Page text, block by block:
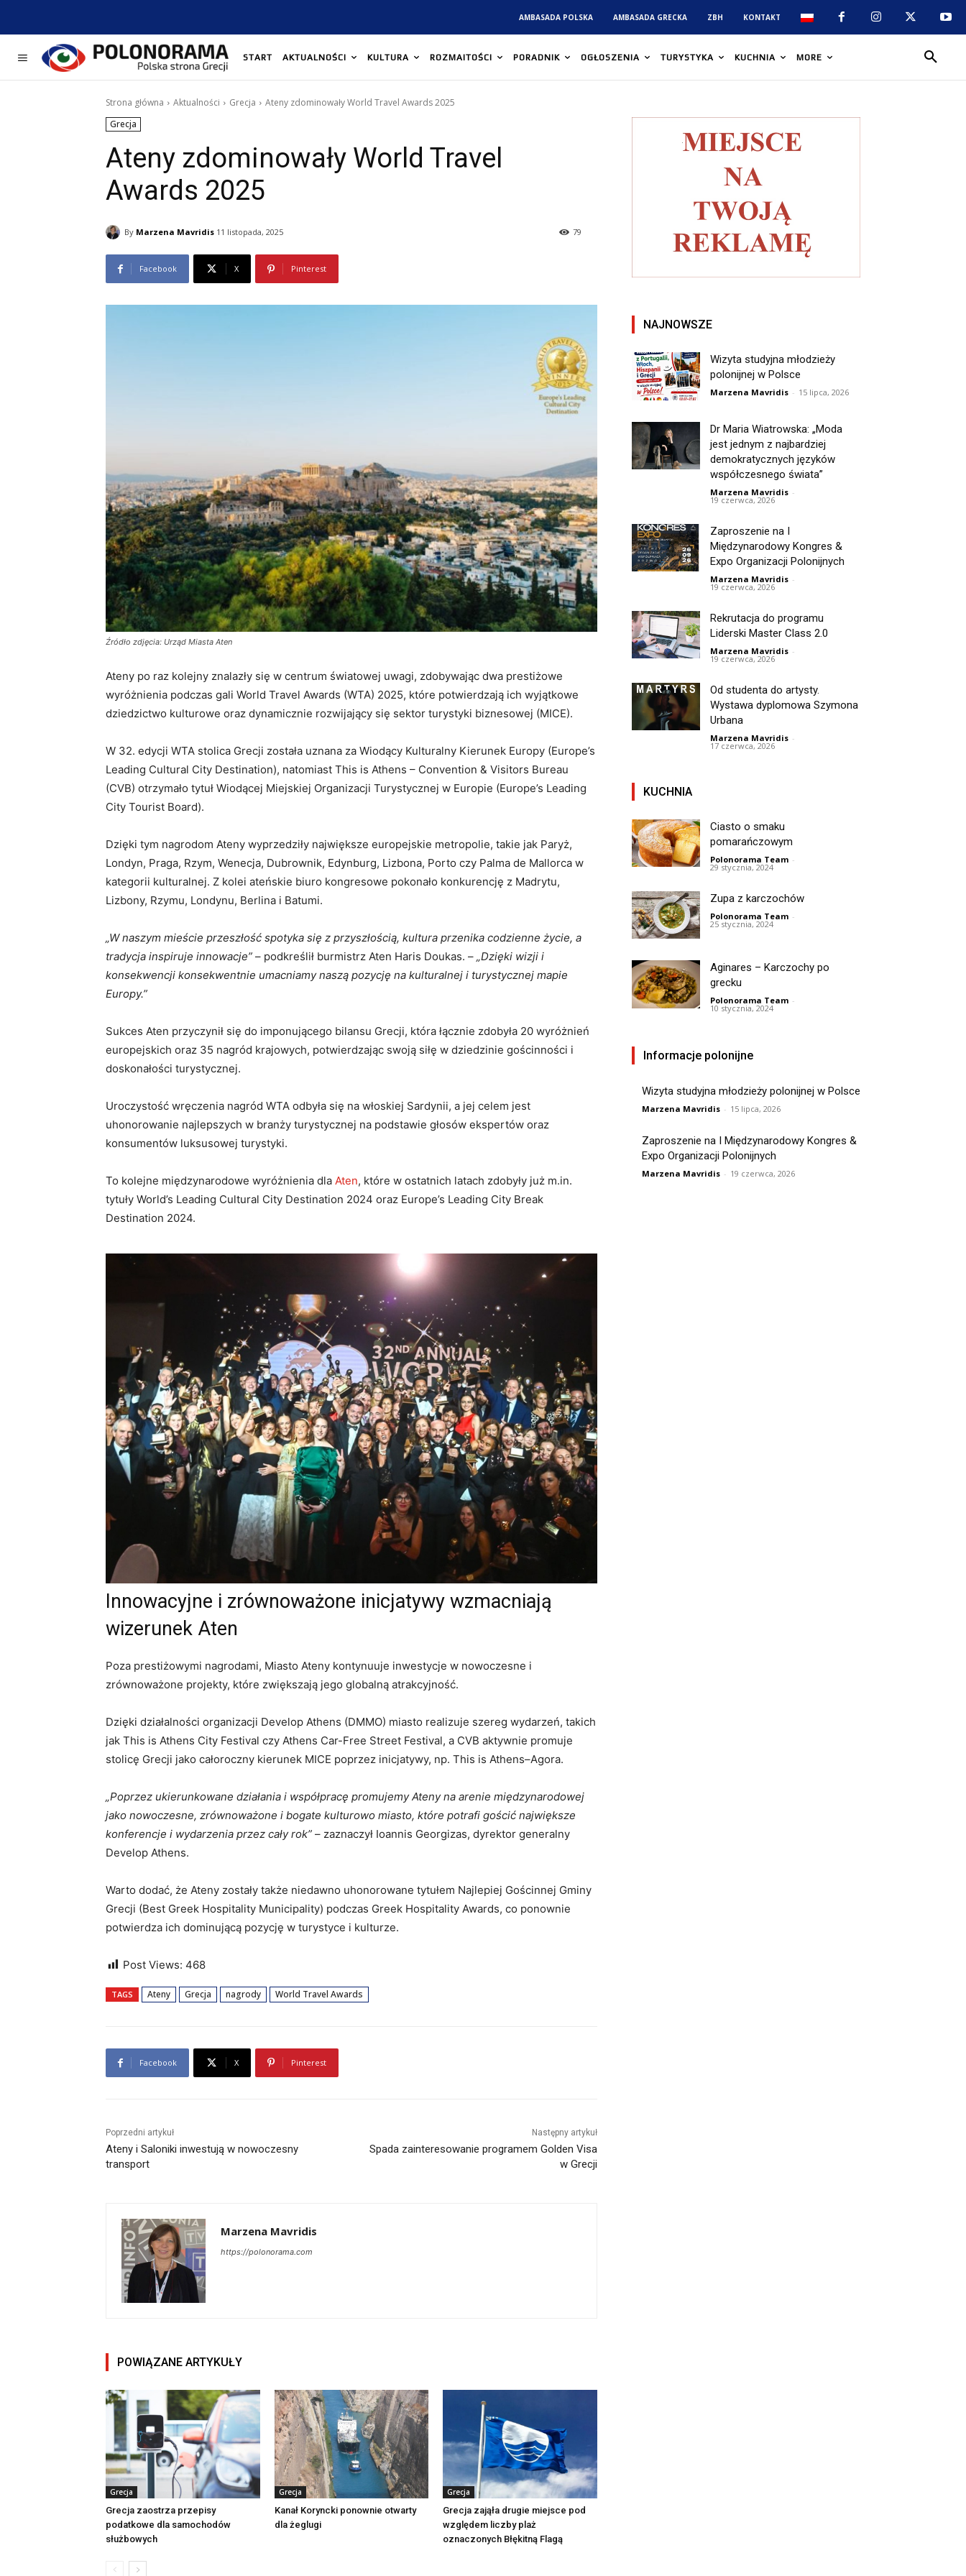
AMBASADA POLSKA AMBASADA GRECKA ZBH KONTAKT
START AKTUALNOŚCI KULTURA ROZMAITOŚCI PORADNIK OGŁOSZENIA TURYSTYKA KUCHNIA MORE
Strona główna Aktualności Grecja
Ateny zdominowały World Travel Awards 2025
Grecja
Ateny zdominowały World Travel
Awards 2025
By Marzena Mavridis 11 listopada, 2025 79
Facebook X Pinterest
Źródło zdjęcia: Urząd Miasta Aten
Ateny po raz kolejny znalazły się w centrum światowej uwagi, zdobywając dwa prestiżowe
wyróżnienia podczas gali World Travel Awards (WTA) 2025, które potwierdzają ich wyjątkowe
dziedzictwo kulturowe oraz dynamicznie rozwijający się sektor turystyki biznesowej (MICE).
W 32. edycji WTA stolica Grecji została uznana za Wiodący Kulturalny Kierunek Europy (Europe’s
Leading Cultural City Destination), natomiast This is Athens – Convention & Visitors Bureau
(CVB) otrzymało tytuł Wiodącej Miejskiej Organizacji Turystycznej w Europie (Europe’s Leading
City Tourist Board).
Dzięki tym nagrodom Ateny wyprzedziły największe europejskie metropolie, takie jak Paryż,
Londyn, Praga, Rzym, Wenecja, Dubrownik, Edynburg, Lizbona, Porto czy Palma de Mallorca w
kategorii kulturalnej. Z kolei ateńskie biuro kongresowe pokonało konkurencję z Madrytu,
Lizbony, Rzymu, Londynu, Berlina i Batumi.
„W naszym mieście przeszłość spotyka się z przyszłością, kultura przenika codzienne życie, a
tradycja inspiruje innowacje” – podkreślił burmistrz Aten Haris Doukas. – „Dzięki wizji i
konsekwencji konsekwentnie umacniamy naszą pozycję na kulturalnej i turystycznej mapie
Europy.”
Sukces Aten przyczynił się do imponującego bilansu Grecji, która łącznie zdobyła 20 wyróżnień
europejskich oraz 35 nagród krajowych, potwierdzając swoją siłę w dziedzinie gościnności i
doskonałości turystycznej.
Uroczystość wręczenia nagród WTA odbyła się na włoskiej Sardynii, a jej celem jest
uhonorowanie najlepszych w branży turystycznej na podstawie głosów ekspertów oraz
konsumentów luksusowej turystyki.
To kolejne międzynarodowe wyróżnienia dla Aten, które w ostatnich latach zdobyły już m.in.
tytuły World’s Leading Cultural City Destination 2024 oraz Europe’s Leading City Break
Destination 2024.
Innowacyjne i zrównoważone inicjatywy wzmacniają
wizerunek Aten
Poza prestiżowymi nagrodami, Miasto Ateny kontynuuje inwestycje w nowoczesne i
zrównoważone projekty, które zwiększają jego globalną atrakcyjność.
Dzięki działalności organizacji Develop Athens (DMMO) miasto realizuje szereg wydarzeń, takich
jak This is Athens City Festival czy Athens Car-Free Street Festival, a CVB aktywnie promuje
stolicę Grecji jako całoroczny kierunek MICE poprzez inicjatywy, np. This is Athens–Agora.
„Poprzez ukierunkowane działania i współpracę promujemy Ateny na arenie międzynarodowej
jako nowoczesne, zrównoważone i bogate kulturowo miasto, które potrafi gościć największe
konferencje i wydarzenia przez cały rok” – zaznaczył Ioannis Georgizas, dyrektor generalny
Develop Athens.
Warto dodać, że Ateny zostały także niedawno uhonorowane tytułem Najlepiej Gościnnej Gminy
Grecji (Best Greek Hospitality Municipality) podczas Greek Hospitality Awards, co ponownie
potwierdza ich dominującą pozycję w turystyce i kulturze.
Post Views: 468
TAGS Ateny Grecja nagrody World Travel Awards
Facebook X Pinterest
Poprzedni artykuł
Ateny i Saloniki inwestują w nowoczesny
transport
Następny artykuł
Spada zainteresowanie programem Golden Visa
w Grecji
Marzena Mavridis
https://polonorama.com
POWIĄZANE ARTYKUŁY
Grecja
Grecja zaostrza przepisy
podatkowe dla samochodów
służbowych
Grecja
Kanał Koryncki ponownie otwarty
dla żeglugi
Grecja
Grecja zająła drugie miejsce pod
względem liczby plaż
oznaczonych Błękitną Flagą
NAJNOWSZE
Wizyta studyjna młodzieży
polonijnej w Polsce
Marzena Mavridis - 15 lipca, 2026
Dr Maria Wiatrowska: „Moda
jest jednym z najbardziej
demokratycznych języków
współczesnego świata”
Marzena Mavridis -
19 czerwca, 2026
Zaproszenie na I
Międzynarodowy Kongres &
Expo Organizacji Polonijnych
Marzena Mavridis -
19 czerwca, 2026
Rekrutacja do programu
Liderski Master Class 2.0
Marzena Mavridis -
19 czerwca, 2026
Od studenta do artysty.
Wystawa dyplomowa Szymona
Urbana
Marzena Mavridis -
17 czerwca, 2026
KUCHNIA
Ciasto o smaku
pomarańczowym
Polonorama Team -
29 stycznia, 2024
Zupa z karczochów
Polonorama Team -
25 stycznia, 2024
Aginares – Karczochy po
grecku
Polonorama Team -
10 stycznia, 2024
Informacje polonijne
Wizyta studyjna młodzieży polonijnej w Polsce
Marzena Mavridis - 15 lipca, 2026
Zaproszenie na I Międzynarodowy Kongres &
Expo Organizacji Polonijnych
Marzena Mavridis - 19 czerwca, 2026